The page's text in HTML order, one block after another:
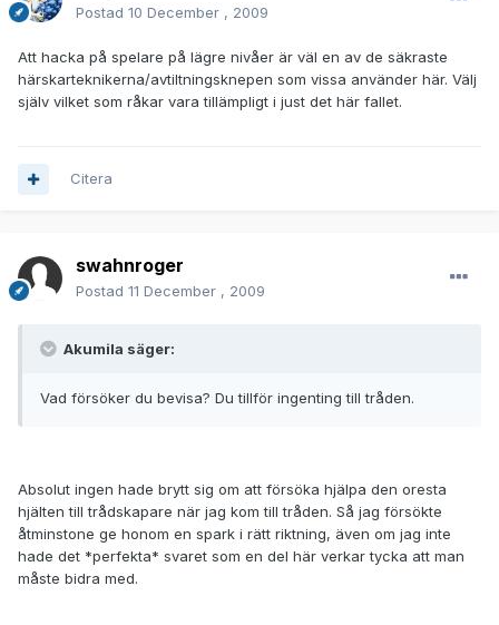
Postad 10 December , 2009
Att hacka på spelare på lägre nivåer är väl en av de säkraste
härskarteknikerna/avtiltningsknepen som vissa använder här. Välj
själv vilket som råkar vara tillämpligt i just det här fallet.
Citera
swahnroger
Postad 11 December , 2009
Akumila säger:
Vad försöker du bevisa? Du tillför ingenting till tråden.
Absolut ingen hade brytt sig om att försöka hjälpa den oresta
hjälten till trådskapare när jag kom till tråden. Så jag försökte
åtminstone ge honom en spark i rätt riktning, även om jag inte
hade det *perfekta* svaret som en del här verkar tycka att man
måste bidra med.